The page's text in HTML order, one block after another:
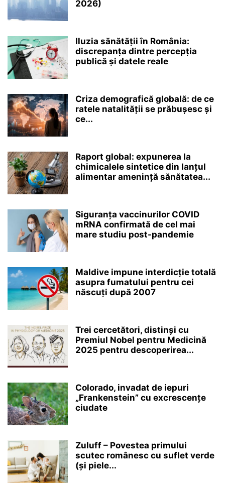
2026)
Iluzia sănătății în România:
discrepanța dintre percepția
publică și datele reale
Criza demografică globală: de ce
ratele natalității se prăbușesc și
ce...
Raport global: expunerea la
chimicalele sintetice din lanțul
alimentar amenință sănătatea...
Siguranța vaccinurilor COVID
mRNA confirmată de cel mai
mare studiu post-pandemie
Maldive impune interdicție totală
asupra fumatului pentru cei
născuți după 2007
Trei cercetători, distinși cu
Premiul Nobel pentru Medicină
2025 pentru descoperirea...
Colorado, invadat de iepuri
„Frankenstein” cu excrescențe
ciudate
Zuluff – Povestea primului
scutec românesc cu suflet verde
(și piele...